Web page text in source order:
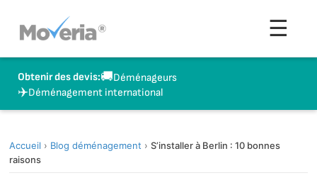
contenu
☰
Obtenir des devis:🚚Déménageurs
✈️Déménagement international
Accueil › Blog déménagement › S’installer à Berlin : 10 bonnes
raisons